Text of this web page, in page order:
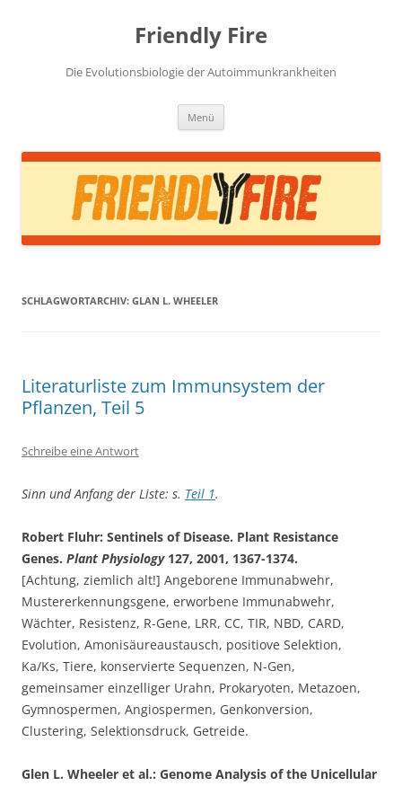
Friendly Fire
Die Evolutionsbiologie der Autoimmunkrankheiten
Menü
SCHLAGWORTARCHIV: GLAN L. WHEELER
Literaturliste zum Immunsystem der
Pflanzen, Teil 5
Schreibe eine Antwort
Sinn und Anfang der Liste: s. Teil 1.
Robert Fluhr: Sentinels of Disease. Plant Resistance
Genes. Plant Physiology127, 2001, 1367-1374.
[Achtung, ziemlich alt!] Angeborene Immunabwehr,
Mustererkennungsgene, erworbene Immunabwehr,
Wächter, Resistenz, R-Gene, LRR, CC, TIR, NBD, CARD,
Evolution, Amonisäureaustausch, positiove Selektion,
Ka/Ks, Tiere, konservierte Sequenzen, N-Gen,
gemeinsamer einzelliger Urahn, Prokaryoten, Metazoen,
Gymnospermen, Angiospermen, Genkonversion,
Clustering, Selektionsdruck, Getreide.
Glen L. Wheeler et al.: Genome Analysis of the Unicellular